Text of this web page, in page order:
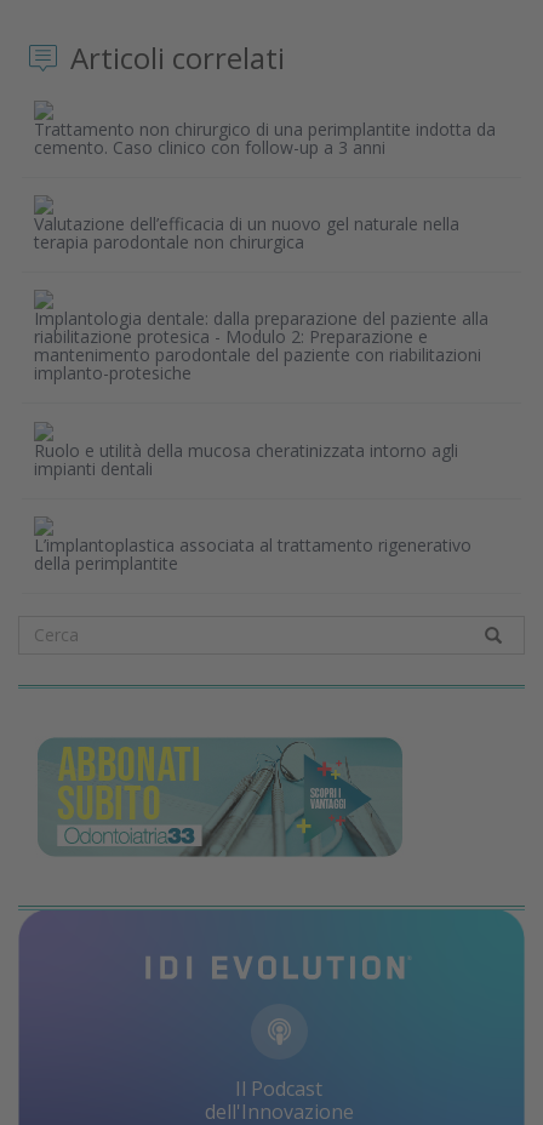
Articoli correlati
Trattamento non chirurgico di una perimplantite indotta da
cemento. Caso clinico con follow-up a 3 anni
Valutazione dell’efficacia di un nuovo gel naturale nella
terapia parodontale non chirurgica
Implantologia dentale: dalla preparazione del paziente alla
riabilitazione protesica - Modulo 2: Preparazione e
mantenimento parodontale del paziente con riabilitazioni
implanto-protesiche
Ruolo e utilità della mucosa cheratinizzata intorno agli
impianti dentali
L’implantoplastica associata al trattamento rigenerativo
della perimplantite
Il Podcast
dell'Innovazione